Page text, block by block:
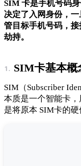
SIM 卡是手机号码
决定了入网身份，
管目标手机号码，
劫持。
SIM卡基本概
SIM（Subscriber
本质是一个智能卡
是将原本 SIM卡的